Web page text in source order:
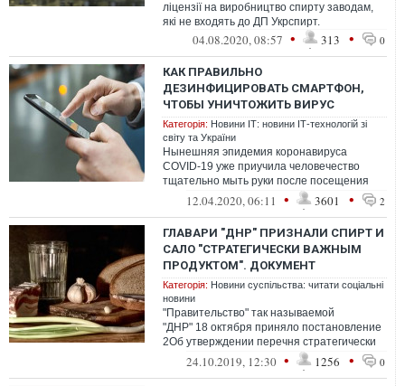
ліцензії на виробництво спирту заводам,
які не входять до ДП Укрспирт.
04.08.2020, 08:57 • 313 • 0
КАК ПРАВИЛЬНО
ДЕЗИНФИЦИРОВАТЬ СМАРТФОН,
ЧТОБЫ УНИЧТОЖИТЬ ВИРУС
Категорія: Новини ІТ: новини ІТ-технологій зі
світу та України
Нынешняя эпидемия коронавируса
COVID-19 уже приучила человечество
тщательно мыть руки после посещения
общественных мест и меньше трогать
12.04.2020, 06:11 • 3601 • 2
ГЛАВАРИ "ДНР" ПРИЗНАЛИ СПИРТ И
САЛО "СТРАТЕГИЧЕСКИ ВАЖНЫМ
ПРОДУКТОМ". ДОКУМЕНТ
Категорія: Новини суспільства: читати соціальні
новини
"Правительство" так называемой
"ДНР" 18 октября приняло постановление
2Об утверждении перечня стратегически
важных товаров и ресурсов для целей
24.10.2019, 12:30 • 1256 • 0